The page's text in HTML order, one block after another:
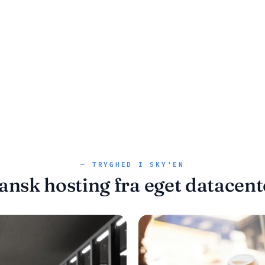
— TRYGHED I SKY'EN
hosting fra eget